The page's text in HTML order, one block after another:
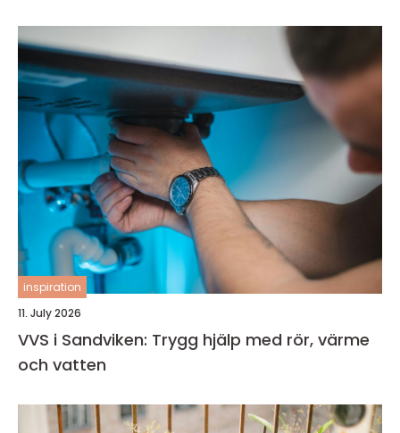
inspiration
11. July 2026
VVS i Sandviken: Trygg hjälp med rör, värme
och vatten